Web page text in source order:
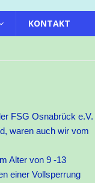
KONTAKT
FSG Osnabrück e.V.
waren auch wir vom
Alter von 9 -13
einer Vollsperrung